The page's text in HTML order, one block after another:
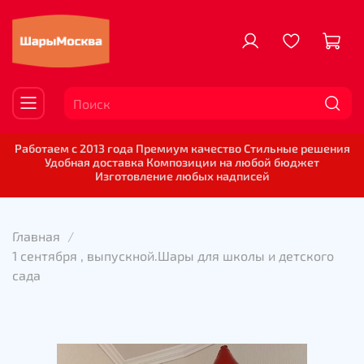
Работаем с 2013 года Премиум качество Стильные решения
Удобная доставка Композиции на любой бюджет
Изготовление любых надписей
Главная
1 сентября , выпускной.Шары для школы и детского
сада